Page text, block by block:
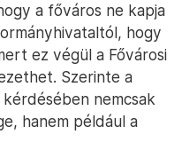
a főváros ne kapja
hogy
ez végül a Fővárosi
Szerinte a
nemcsak
hanem például a